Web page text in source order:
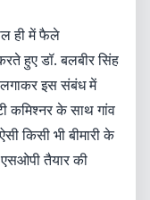
ही में फैले
हुए डॉ. बलबीर सिंह
लगाकर इस संबंध में
कमिश्नर के साथ गांव
किसी भी बीमारी के
तैयार की